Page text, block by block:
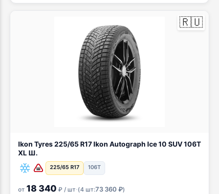
🇷🇺
Ikon Tyres 225/65 R17 Ikon Autograph Ice 10 SUV 106T
XL Ш.
225/65 R17 106T
от 18 340 ₽ / шт·(4 шт:73 360 ₽)